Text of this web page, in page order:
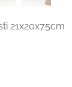
21x20x75cm